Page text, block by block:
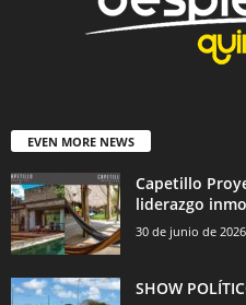
EVEN MORE NEWS
Capetillo
liderazgo
30 de junio de 2026
SHOW